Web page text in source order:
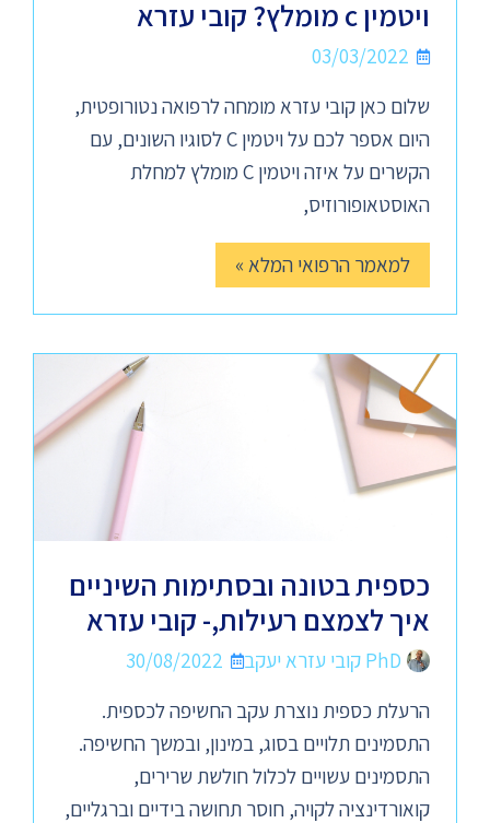
ויטמין c מומלץ? קובי עזרא
03/03/2022
שלום כאן קובי עזרא מומחה לרפואה נטורופטית,
היום אספר לכם על ויטמין C לסוגיו השונים, עם
הקשרים על איזה ויטמין C מומלץ למחלת
האוסטאופורוזיס,
למאמר הרפואי המלא »
כספית בטונה ובסתימות השיניים
איך לצמצם רעילות,- קובי עזרא
PhD קובי עזרא יעקב
30/08/2022
הרעלת כספית נוצרת עקב החשיפה לכספית.
התסמינים תלויים בסוג, במינון, ובמשך החשיפה.
התסמינים עשויים לכלול חולשת שרירים,
קואורדינציה לקויה, חוסר תחושה בידיים וברגליים,